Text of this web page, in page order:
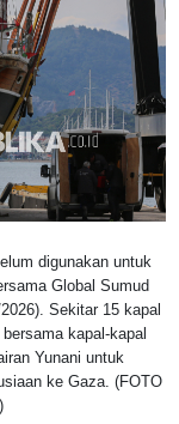
digunakan untuk
Global Sumud
Sekitar 15 kapal
kapal-kapal
Yunani untuk
ke Gaza. (FOTO